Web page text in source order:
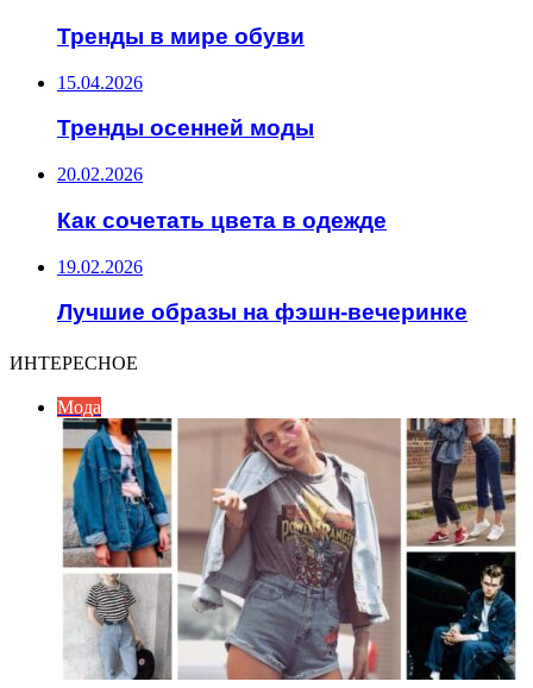
Тренды в мире обуви
15.04.2026
Тренды осенней моды
20.02.2026
Как сочетать цвета в одежде
19.02.2026
Лучшие образы на фэшн-вечеринке
ИНТЕРЕСНОЕ
Мода